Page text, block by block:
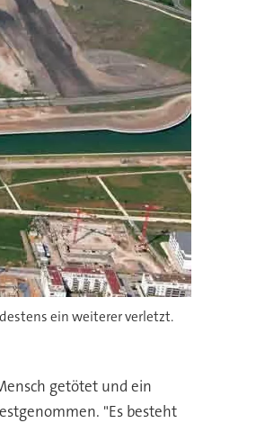
ein weiterer verletzt.
getötet und ein
"Es besteht